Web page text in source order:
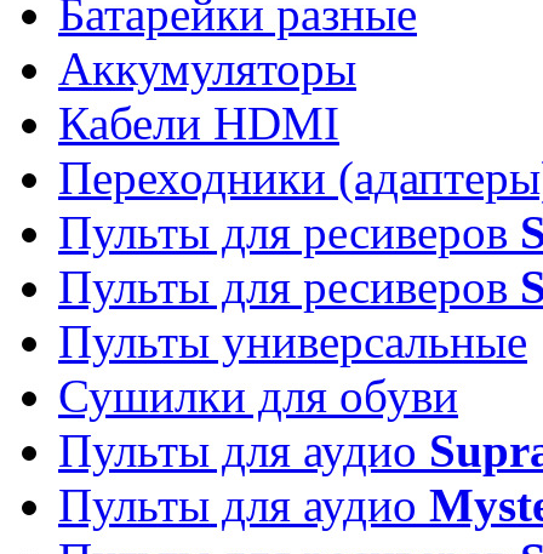
Батарейки разные
Аккумуляторы
Кабели HDMI
Переходники
Пульты для ресиверов
Пульты для ресиверов
Пульты универсальные
Сушилки для обуви
Пульты для аудио
Пульты для аудио